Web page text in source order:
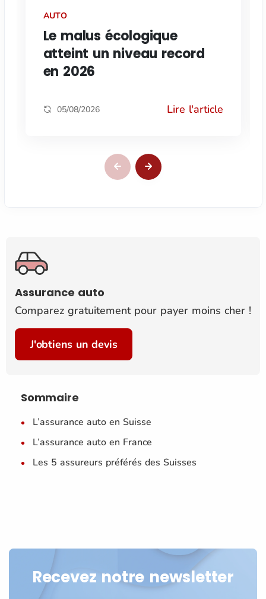
AUTO
Le malus écologique
atteint un niveau record
en 2026
05/08/2026 Lire l'article
Assurance auto
Comparez gratuitement pour payer moins cher !
J'obtiens un devis
Sommaire
L’assurance auto en Suisse
L’assurance auto en France
Les 5 assureurs préférés des Suisses
Recevez notre newsletter